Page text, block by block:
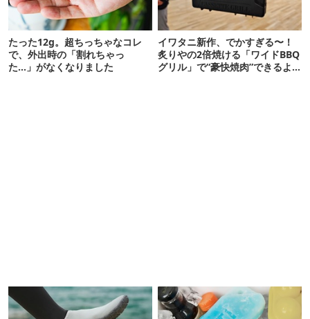
たった12g。超ちっちゃなコレ
で、外出時の「割れちゃっ
た…」がなくなりました
イワタニ新作、でかすぎる〜！
炙りやの2倍焼ける「ワイドBBQ
グリル」で“豪快焼肉”できるよ